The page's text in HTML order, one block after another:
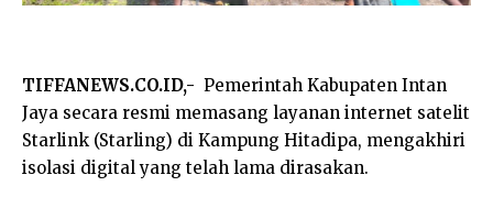
TIFFANEWS.CO.ID,- Pemerintah Kabupaten Intan
Jaya secara resmi memasang layanan internet satelit
Starlink (Starling) di Kampung Hitadipa, mengakhiri
isolasi digital yang telah lama dirasakan.